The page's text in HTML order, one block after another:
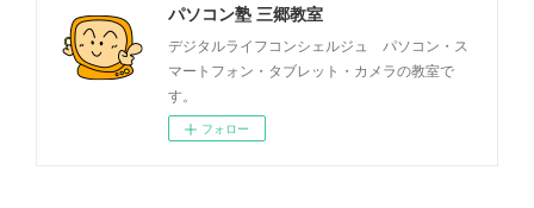
パソコン塾 三郷教室
デジタルライフコンシェルジュ パソコン・ス
マートフォン・タブレット・カメラの教室で
す。
フォロー